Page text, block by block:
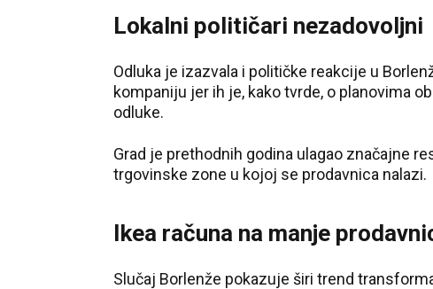
Lokalni političari nezadovoljni
Odluka je izazvala i političke reakcije u
kompaniju jer ih je, kako tvrde, o planovima
odluke.
Grad je prethodnih godina ulagao značajne
trgovinske zone u kojoj se prodavnica nalazi.
Ikea računa na manje
Slučaj Borlenže pokazuje širi trend